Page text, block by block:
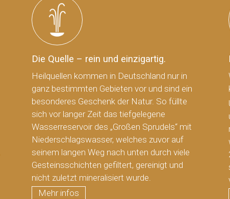
Die Quelle – rein und einzigartig.
Heilquellen kommen in Deutschland nur in
ganz bestimmten Gebieten vor und sind ein
besonderes Geschenk der Natur. So füllte
sich vor langer Zeit das tiefgelegene
Wasserreservoir des „Großen Sprudels“ mit
Niederschlagswasser, welches zuvor auf
seinem langen Weg nach unten durch viele
Gesteinsschichten gefiltert, gereinigt und
nicht zuletzt mineralisiert wurde.
Mehr infos